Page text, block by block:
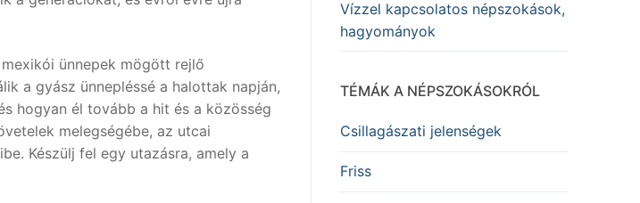
ünnepek mögött rejlő
a gyász ünnepléssé a halottak napján,
hogyan él tovább a hit és a közösség
melegségébe, az utcai
Készülj fel egy utazásra, amely a
Vízzel kapcsolatos népszokások,
hagyományok
TÉMÁK A NÉPSZOKÁSOKRÓL
Csillagászati jelenségek
Friss